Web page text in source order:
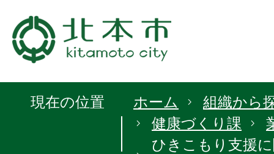
現在の位置 ホーム
組織から
健康づくり課
ひきこもり支援